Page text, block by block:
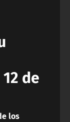
de
los